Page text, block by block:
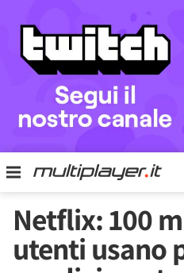
Netflix: 100
utenti usano